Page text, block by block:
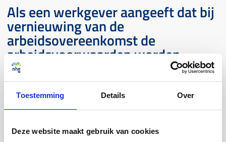
Toestemming Details Over
Deze website maakt gebruik van cookies
Als een werkgever aangeeft dat bij
vernieuwing van de
arbeidsovereenkomst de
arbeidsvoorwaarden worden
gewijzigd, hoe gaat NHG hier dan
mee om?
Werkgeversverklaring